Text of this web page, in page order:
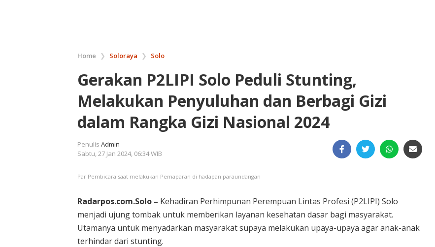
Home ❯ Soloraya ❯ Solo
Gerakan P2LIPI Solo Peduli Stunting,
Melakukan Penyuluhan dan Berbagi Gizi
dalam Rangka Gizi Nasional 2024
Penulis Admin
Sabtu, 27 Jan 2024, 06:34 WIB
Par Pembicara saat melakukan Pemaparan di hadapan paraundangan
Radarpos.com.Solo – Kehadiran Perhimpunan Perempuan Lintas Profesi (P2LIPI) Solo
menjadi ujung tombak untuk memberikan layanan kesehatan dasar bagi masyarakat.
Utamanya untuk menyadarkan masyarakat supaya melakukan upaya-upaya agar anak-anak
terhindar dari stunting.